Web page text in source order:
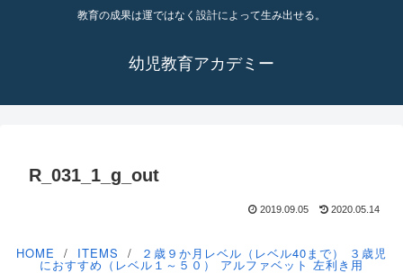
教育の成果は運ではなく設計によって生み出せる。
幼児教育アカデミー
R_031_1_g_out
2019.09.05 2020.05.14
HOME ITEMS ２歳９か月レベル（レベル40まで） ３歳児
におすすめ（レベル１～５０） アルファベット 左利き用